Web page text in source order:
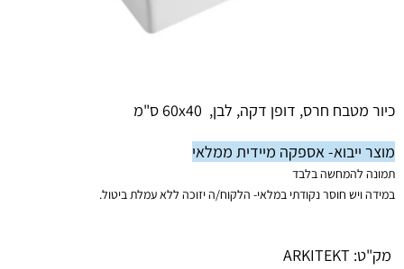
כיור מטבח חרס, דופן דקה, לבן, 60x40 ס"מ
מוצר ייבוא- אספקה מיידית ממלאי
תמונה להמחשה בלבד
במידה ויש חוסר נקודתי במלאי- הלקוח/ה יזוכה ללא עמלת ביטול.
מק"ט: ARKITEKT